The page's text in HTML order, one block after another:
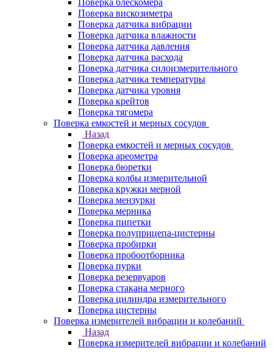
Поверка блескомера
Поверка вискозиметра
Поверка датчика вибрации
Поверка датчика влажности
Поверка датчика давления
Поверка датчика расхода
Поверка датчика силоизмерительного
Поверка датчика температуры
Поверка датчика уровня
Поверка крейтов
Поверка тягомера
Поверка емкостей и мерных сосудов
Назад
Поверка емкостей и мерных сосудов
Поверка ареометра
Поверка бюретки
Поверка колбы измерительной
Поверка кружки мерной
Поверка мензурки
Поверка мерника
Поверка пипетки
Поверка полуприцепа-цистерны
Поверка пробирки
Поверка пробоотборника
Поверка пурки
Поверка резервуаров
Поверка стакана мерного
Поверка цилиндра измерительного
Поверка цистерны
Поверка измерителей вибрации и колебаний
Назад
Поверка измерителей вибрации и колебаний